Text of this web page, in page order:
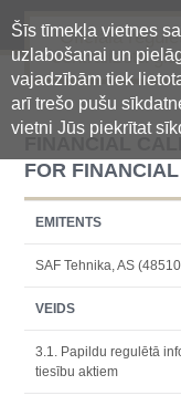
Šīs tīmekļa vietnes
uzlabošanai un
vajadzībām tiek
arī trešo pušu
vietni Jūs piekrītat
Oficiālā
centralizētā
FINANCIAL
FOR
EMITENTS
SAF Tehnika, AS
VEIDS
3.1. Papildu regulētā
tiesību aktiem